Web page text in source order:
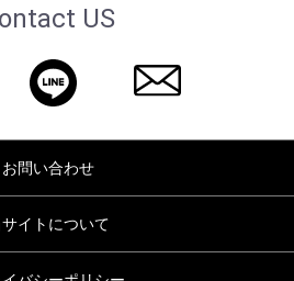
US
お問い合わせ
サイトについて